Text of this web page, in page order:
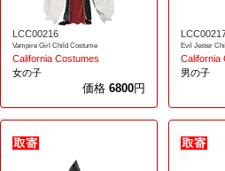
LCC00216
Vampire Girl Child Costume
California Costumes
女の子
価格 6800円
Evil Jester
California
男の子